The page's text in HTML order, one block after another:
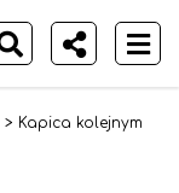
> Kapica kolejnym